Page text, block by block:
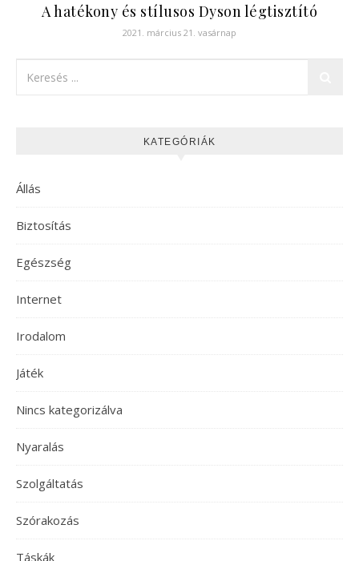
A hatékony és stílusos Dyson légtisztító
2021. március 21. vasárnap
KATEGÓRIÁK
Állás
Biztosítás
Egészség
Internet
Irodalom
Játék
Nincs kategorizálva
Nyaralás
Szolgáltatás
Szórakozás
Táskák